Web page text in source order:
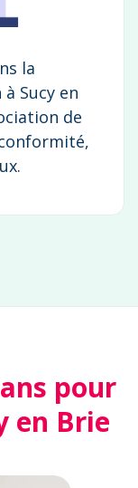
la
Sucy en
de
pour
en Brie